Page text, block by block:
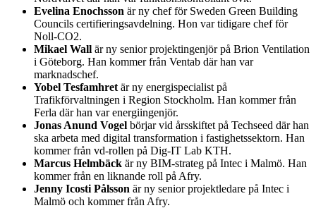
Evelina Enochsson är ny chef för Sweden Green Building
Councils certifieringsavdelning. Hon var tidigare chef för
Noll-CO2.
Mikael Wall är ny senior projektingenjör på Brion Ventilation
i Göteborg. Han kommer från Ventab där han var
marknadschef.
Yobel Tesfamhret är ny energispecialist på
Trafikförvaltningen i Region Stockholm. Han kommer från
Ferla där han var energiingenjör.
Jonas Anund Vogel börjar vid årsskiftet på Techseed där han
ska arbeta med digital transformation i fastighetssektorn. Han
kommer från vd-rollen på Dig-IT Lab KTH.
Marcus Helmbäck är ny BIM-strateg på Intec i Malmö. Han
kommer från en liknande roll på Afry.
Jenny Icosti Pålsson är ny senior projektledare på Intec i
Malmö och kommer från Afry.